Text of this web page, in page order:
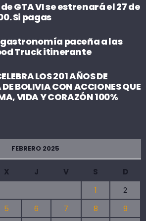
GTA VI se estrenará el 27 de
Si pagas
paceña a las
Truck itinerante
LOS 201 AÑOS DE
BOLIVIA CON ACCIONES QUE
VIDA Y CORAZÓN 100%
FEBRERO 2025
X J V S
D
1
2
5 6 7 8 9